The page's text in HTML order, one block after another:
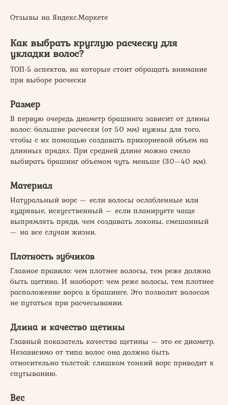
Отзывы на Яндекс.Маркете
Как выбрать круглую расческу для
укладки волос?
ТОП-5 аспектов, на которые стоит обращать внимание
при выборе расчески
Размер
В первую очередь диаметр брашинга зависит от длины
волос: большие расчески (от 50 мм) нужны для того,
чтобы с их помощью создавать прикорневой объем на
длинных прядях. При средней длине можно смело
выбирать брашинг объемом чуть меньше (30–40 мм).
Материал
Натуральный ворс — если волосы ослабленные или
кудрявые, искусственный — если планируете чаще
выпрямлять пряди, чем создавать локоны, смешанный
— на все случаи жизни.
Плотность зубчиков
Главное правило: чем плотнее волосы, тем реже должна
быть щетина. И наоборот: чем реже волосы, тем плотнее
расположение ворса в брашинге. Это позволит волосам
не путаться при расчесывании.
Длина и качество щетины
Главный показатель качества щетины — это ее диаметр.
Независимо от типа волос она должна быть
относительно толстой: слишком тонкий ворс приводит к
спутыванию.
Вес